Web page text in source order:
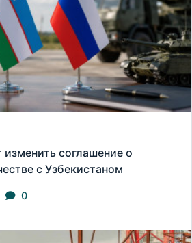
соглашение о
с Узбекистаном
0